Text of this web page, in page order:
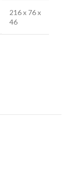
216 x 76 x
46